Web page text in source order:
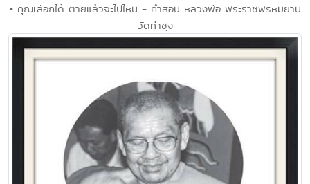
• คุณเลือกได้ ตายแล้วจะไปไหน - คำสอน หลวงพ่อ พระราชพรหมยาน
วัดท่าซุง